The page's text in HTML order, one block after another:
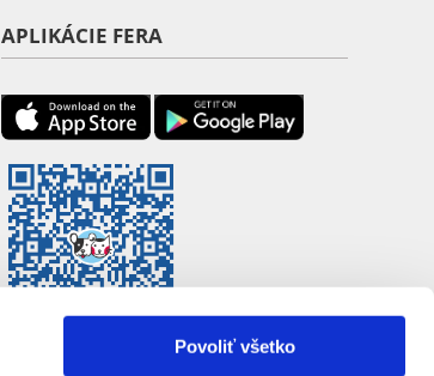
Povoliť všetko
APLIKÁCIE FERA